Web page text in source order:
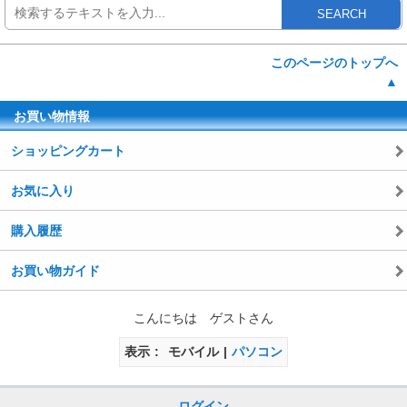
SEARCH
このページのトップへ
▲
お買い物情報
ショッピングカート
お気に入り
購入履歴
お買い物ガイド
こんにちは ゲストさん
表示 モバイル パソコン